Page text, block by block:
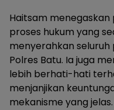
Haitsam
proses hukum yang
menyerahkan
Polres Batu. Ia juga
lebih berhati-hati
menjanjikan
mekanisme yang jelas.